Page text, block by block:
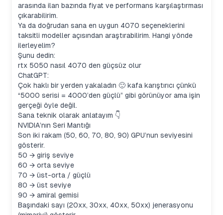
arasında ilan bazında fiyat ve performans karşılaştırması
çıkarabilirim.
Ya da doğrudan sana en uygun 4070 seçeneklerini
taksitli modeller açısından araştırabilirim. Hangi yönde
ilerleyelim?
Şunu dedin:
rtx 5050 nasıl 4070 den güçsüz olur
ChatGPT:
Çok haklı bir yerden yakaladın 🙂 kafa karıştırıcı çünkü
“5000 serisi = 4000’den güçlü” gibi görünüyor ama işin
gerçeği öyle değil.
Sana teknik olarak anlatayım 👇
NVIDIA’nın Seri Mantığı
Son iki rakam (50, 60, 70, 80, 90) GPU’nun seviyesini
gösterir.
50 → giriş seviye
60 → orta seviye
70 → üst-orta / güçlü
80 → üst seviye
90 → amiral gemisi
Başındaki sayı (20xx, 30xx, 40xx, 50xx) jenerasyonu